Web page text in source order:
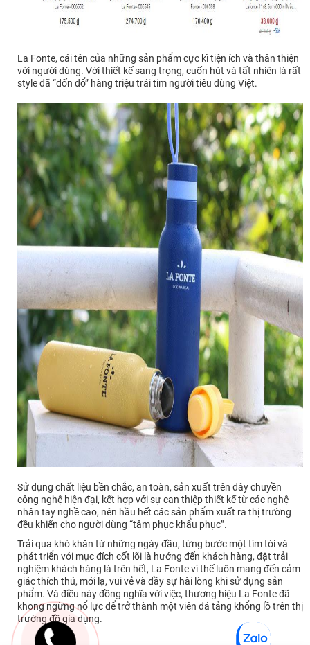
La Fonte, cái tên của những sản phẩm cực kì tiện ích và thân thiện
với người dùng. Với thiết kế sang trọng, cuốn hút và tất nhiên là rất
style đã “đốn đổ” hàng triệu trái tim người tiêu dùng Việt.
Sử dụng chất liệu bền chắc, an toàn, sản xuất trên dây chuyền
công nghệ hiện đại, kết hợp với sự can thiệp thiết kế từ các nghệ
nhân tay nghề cao, nên hầu hết các sản phẩm xuất ra thị trường
đều khiến cho người dùng “tâm phục khẩu phục”.
Trải qua khó khăn từ những ngày đầu, từng bước một tìm tòi và
phát triển với mục đích cốt lõi là hướng đến khách hàng, đặt trải
nghiệm khách hàng là trên hết, La Fonte vì thế luôn mang đến cảm
giác thích thú, mới lạ, vui vẻ và đầy sự hài lòng khi sử dụng sản
phẩm. Và điều này đồng nghĩa với việc, thương hiệu La Fonte đã
khong ngừng nổ lực để trở thành một viên đá tảng khổng lồ trên thị
trường đồ gia dụng.